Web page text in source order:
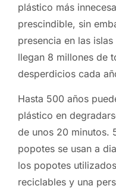
plástico más
prescindible, sin
presencia en las
llegan 8 millones de
desperdicios cada
Hasta 500 años
plástico en
de unos 20 minutos.
popotes se usan a
los popotes
reciclables y una